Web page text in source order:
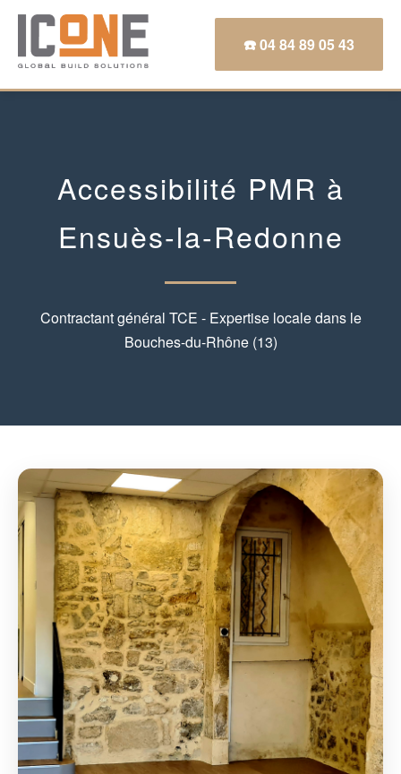
☎️ 04 84 89 05 43
Accessibilité PMR à
Ensuès-la-Redonne
Contractant général TCE - Expertise locale dans le
Bouches-du-Rhône (13)